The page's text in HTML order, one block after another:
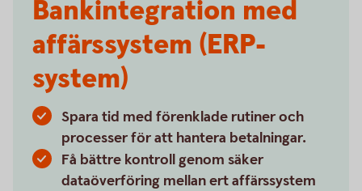
Bankintegration med
affärssystem (ERP-
system)
Spara tid med förenklade rutiner och
processer för att hantera betalningar.
Få bättre kontroll genom säker
dataöverföring mellan ert affärssystem